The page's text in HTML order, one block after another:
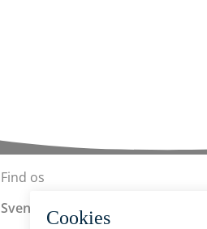
Find os
Svendborg Kommune